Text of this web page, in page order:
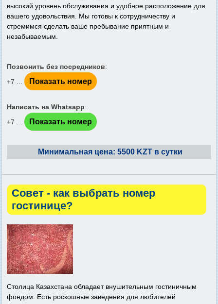
высокий уровень обслуживания и удобное расположение для
вашего удовольствия. Мы готовы к сотрудничеству и
стремимся сделать ваше пребывание приятным и
незабываемым.
Позвонить без посредников:
+7 ...
Показать номер
Написать на Whatsapp:
+7 ...
Показать номер
Минимальная цена: 5500 KZT в сутки
Совет - как выбрать номер
гостинице?
Столица Казахстана обладает внушительным гостиничным
фондом. Есть роскошные заведения для любителей